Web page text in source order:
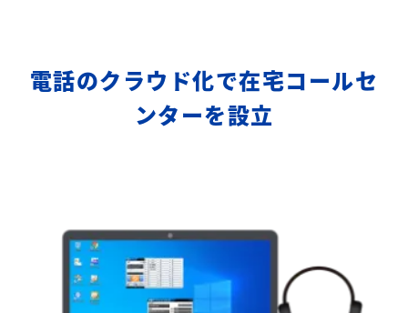
電話のクラウド化で在宅コールセ
ンターを設立